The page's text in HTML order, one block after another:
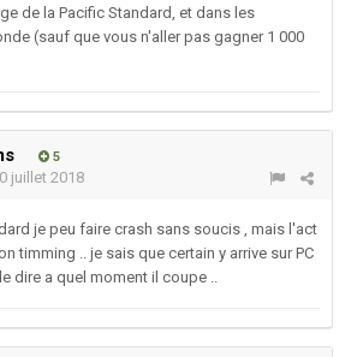
de la Pacific Standard, et dans les
(sauf que vous n'aller pas gagner 1 000
5
juillet 2018
je peu faire crash sans soucis , mais l'act
timming .. je sais que certain y arrive sur PC
dire a quel moment il coupe ..